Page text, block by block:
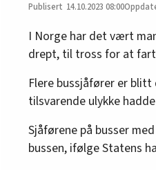
14.10.2023 08:00
I Norge har det vært
drept, til tross for at
Flere bussjåfører er
tilsvarende ulykke
Sjåførene på busser
bussen, ifølge Statens